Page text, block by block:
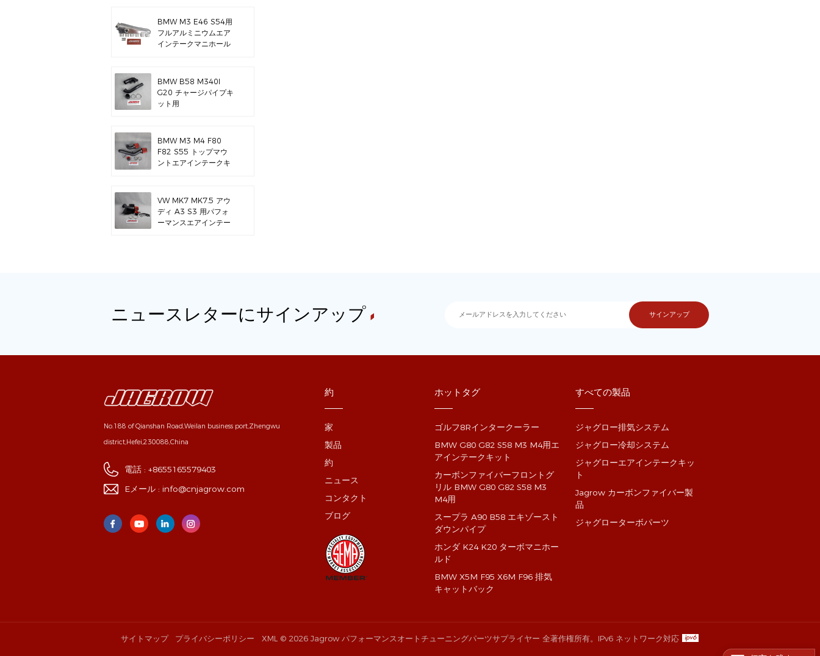
BMW M3 E46 S54用
フルアルミニウムエア
インテークマニホール
BMW B58 M340I
G20 チャージパイプキ
ット用
BMW M3 M4 F80
F82 S55 トップマウ
ントエアインテークキ
VW MK7 MK7.5 アウ
ディ A3 S3 用パフォ
ーマンスエアインテー
ニュースレターにサインアップ
No.188 of Qianshan Road,Weilan business port,Zhengwu
district,Hefei,230088,China
電話 :+8655165579403
Eメール :info@cnjagrow.com
約
家
製品
約
ニュース
コンタクト
ブログ
ホットタグ
ゴルフ8Rインタークーラー
BMW G80 G82 S58 M3 M4用エ
アインテークキット
カーボンファイバーフロントグ
リル BMW G80 G82 S58 M3
M4用
スープラ A90 B58 エキゾースト
ダウンパイプ
ホンダ K24 K20 ターボマニホー
ルド
BMW X5M F95 X6M F96 排気
キャットバック
すべての製品
ジャグロー排気システム
ジャグロー冷却システム
ジャグローエアインテークキッ
ト
Jagrow カーボンファイバー製
品
ジャグローターボパーツ
サイトマップ プライバシーポリシー XML © 2026 Jagrow パフォーマンスオートチューニングパーツサプライヤー 全著作権所有。 IPv6 ネットワーク対応